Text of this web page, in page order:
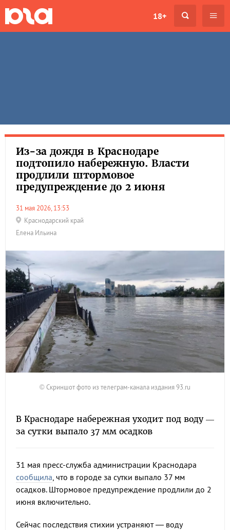
18+
Из-за дождя в Краснодаре
подтопило набережную. Власти
продлили штормовое
предупреждение до 2 июня
31 мая 2026, 13:53
Краснодарский край
Елена Ильина
© Скриншот фото из телеграм-канала издания 93.ru
В Краснодаре набережная уходит под воду —
за сутки выпало 37 мм осадков
31 мая пресс-служба администрации Краснодара
сообщила, что в городе за сутки выпало 37 мм
осадков. Штормовое предупреждение продлили до 2
июня включительно.
Сейчас последствия стихии устраняют — воду